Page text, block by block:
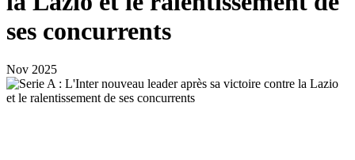
ses concurrents
Nov 2025